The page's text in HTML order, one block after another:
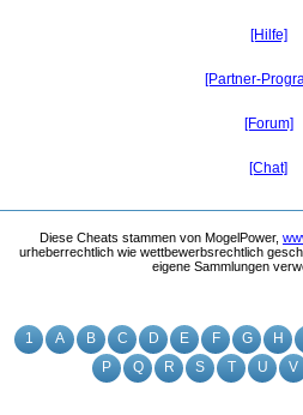
1 A B C D E F G H
P
Q R S T U V
[Hilfe]
[Partner-
[Forum]
[Chat]
Diese Cheats stammen von MogelPower,
urheberrechtlich wie wettbewerbsrechtlich
eigene Sammlungen